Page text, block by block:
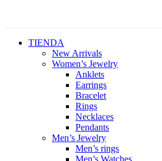
TIENDA
New Arrivals
Women’s Jewelry
Anklets
Earrings
Bracelet
Rings
Necklaces
Pendants
Men’s Jewelry
Men’s rings
Men’s Watches